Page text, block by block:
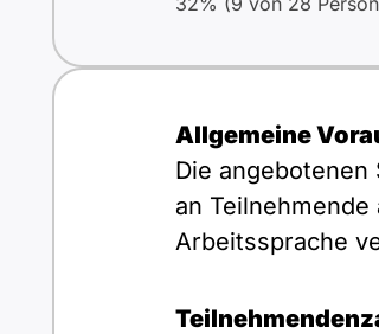
Allgemeine
Die
an
Arbeitssprache